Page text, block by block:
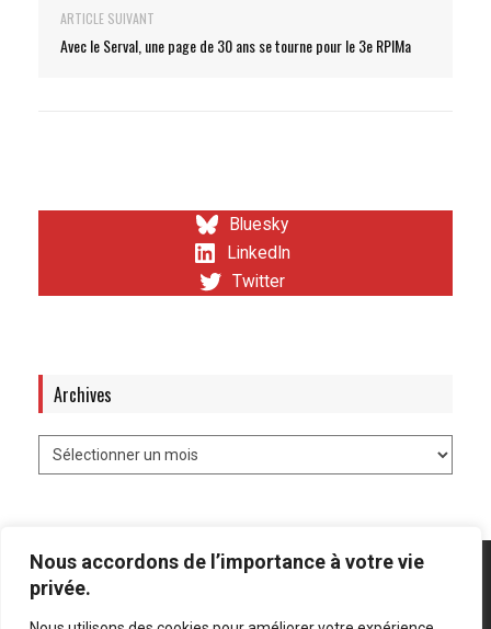
Nous accordons de l’importance à votre vie
privée.
ARTICLE SUIVANT
Avec le Serval, une page de 30 ans se tourne pour le 3e RPIMa
Bluesky
LinkedIn
Twitter
Archives